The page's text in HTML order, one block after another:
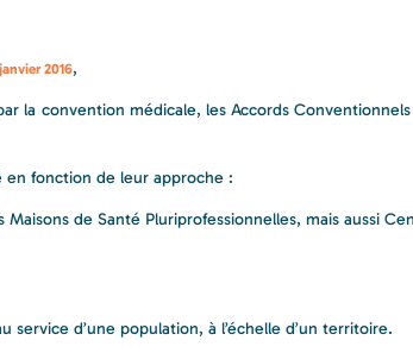
2016,
la convention médicale, les Accords
en fonction de leur approche :
de Santé Pluriprofessionnelles, mais aussi
service d’une population, à l’échelle d’un territoire.